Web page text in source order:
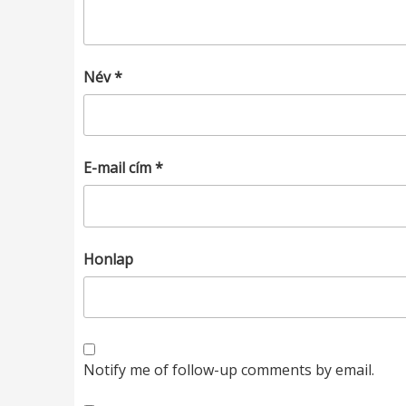
Név*
E-mail cím*
Honlap
Notify me of follow-up comments by email.